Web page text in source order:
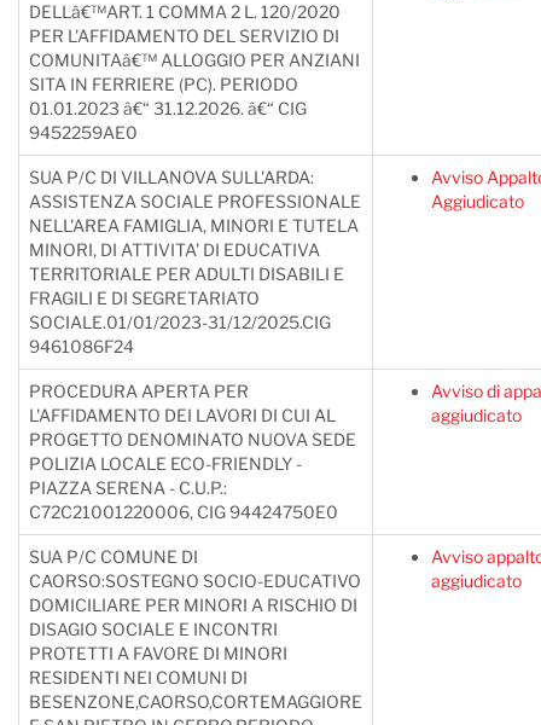
DELLâ€™ART. 1 COMMA 2 L. 120/2020
PER L'AFFIDAMENTO DEL SERVIZIO DI
COMUNITAâ€™ ALLOGGIO PER ANZIANI
SITA IN FERRIERE (PC). PERIODO
01.01.2023 â€“ 31.12.2026. â€“ CIG
9452259AE0
SUA P/C DI VILLANOVA SULL'ARDA:
ASSISTENZA SOCIALE PROFESSIONALE
NELL'AREA FAMIGLIA, MINORI E TUTELA
MINORI, DI ATTIVITA' DI EDUCATIVA
TERRITORIALE PER ADULTI DISABILI E
FRAGILI E DI SEGRETARIATO
SOCIALE.01/01/2023-31/12/2025.CIG
9461086F24
Avviso
Aggiudicato
PROCEDURA APERTA PER
L'AFFIDAMENTO DEI LAVORI DI CUI AL
PROGETTO DENOMINATO NUOVA SEDE
POLIZIA LOCALE ECO-FRIENDLY -
PIAZZA SERENA - C.U.P.:
C72C21001220006, CIG 94424750E0
Avviso di
aggiudicato
SUA P/C COMUNE DI
CAORSO:SOSTEGNO SOCIO-EDUCATIVO
DOMICILIARE PER MINORI A RISCHIO DI
DISAGIO SOCIALE E INCONTRI
PROTETTI A FAVORE DI MINORI
RESIDENTI NEI COMUNI DI
BESENZONE,CAORSO,CORTEMAGGIORE
Avviso
aggiudicato